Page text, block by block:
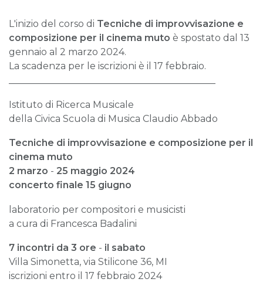
L'inizio del corso di Tecniche di improvvisazione e
composizione per il cinema muto è spostato dal 13
gennaio al 2 marzo 2024.
La scadenza per le iscrizioni è il 17 febbraio.
Istituto di Ricerca Musicale
della Civica Scuola di Musica Claudio Abbado
​Tecniche di improvvisazione e composizione per il
cinema muto
2 marzo - 25 maggio 2024
concerto finale 15 giugno
laboratorio per compositori e musicisti
a cura di Francesca Badalini
7 incontri da 3 ore - il sabato
Villa Simonetta, via Stilicone 36, MI
iscrizioni entro il 17 febbraio 2024